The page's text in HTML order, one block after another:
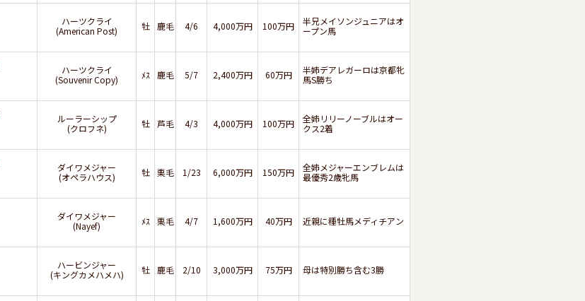
ハーツクライ
(American Post)
牡 鹿毛 4/6 4,000万円 100万円
半兄メイソンジュニアはオ
ープン馬
ハーツクライ
(Souvenir Copy)
ﾒｽ 鹿毛 5/7 2,400万円 60万円
半姉デアレガーロは京都牝
馬S勝ち
ルーラーシップ
(クロフネ)
牡 芦毛 4/3 4,000万円 100万円
全姉リリーノーブルはオー
クス2着
ダイワメジャー
(オペラハウス)
牡 栗毛 1/23 6,000万円 150万円
全姉メジャーエンブレムは
最優秀2歳牝馬
ダイワメジャー
(Nayef)
ﾒｽ 栗毛 4/7 1,600万円 40万円 近親に種牡馬メディチアン
ハービンジャー
(キングカメハメハ)
牡 鹿毛 2/10 3,000万円 75万円 母は特別勝ち含む3勝